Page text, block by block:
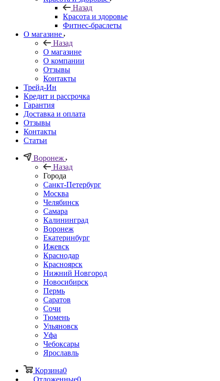
Назад
Красота и здоровье
Фитнес-браслеты
О магазине
Назад
О магазине
О компании
Отзывы
Контакты
Трейд-Ин
Кредит и рассрочка
Гарантия
Доставка и оплата
Отзывы
Контакты
Статьи
Воронеж
Назад
Города
Санкт-Петербург
Москва
Челябинск
Самара
Калининград
Воронеж
Екатеринбург
Ижевск
Краснодар
Красноярск
Нижний Новгород
Новосибирск
Пермь
Саратов
Сочи
Тюмень
Ульяновск
Уфа
Чебоксары
Ярославль
Корзина0
Отложенные0